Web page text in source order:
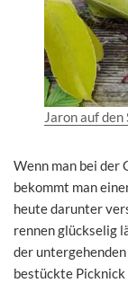
Jaron auf den
Wenn man bei der
bekommt man
heute darunter
rennen glückselig
der untergehenden
bestückte